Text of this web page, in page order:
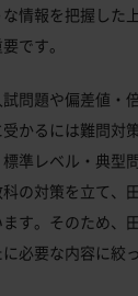
情報を把握した
です。
問題や偏差値・
かるには難問対
準レベル・典型
の対策を立て、
す。そのため、
必要な内容に絞